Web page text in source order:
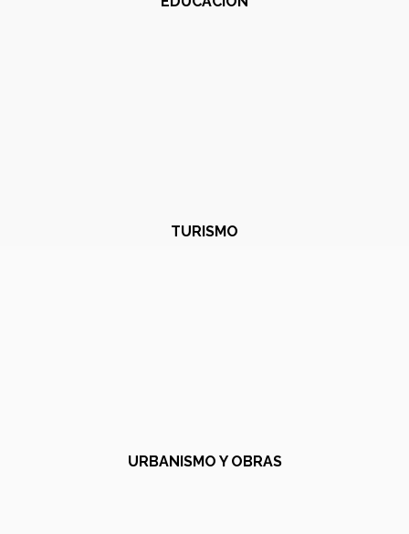
TURISMO
URBANISMO Y OBRAS